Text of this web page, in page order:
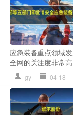
应急装备重点领域
全网的关注度非常
gy 04-18